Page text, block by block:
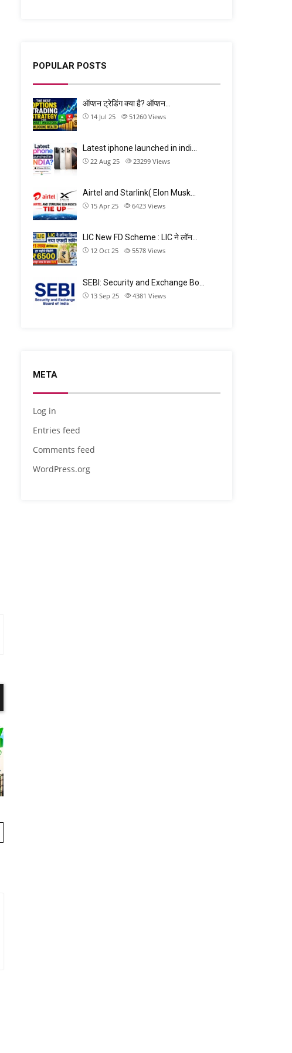
POPULAR POSTS
ऑप्शन ट्रेडिंग क्या है? ऑप्शन…
14 Jul 25 51260 Views
Latest iphone launched in indi…
22 Aug 25 23299 Views
Airtel and Starlink( Elon Musk…
15 Apr 25 6423 Views
LIC New FD Scheme : LIC ने लॉन…
12 Oct 25 5578 Views
SEBI: Security and Exchange Bo…
13 Sep 25 4381 Views
META
Log in
Entries feed
Comments feed
WordPress.org